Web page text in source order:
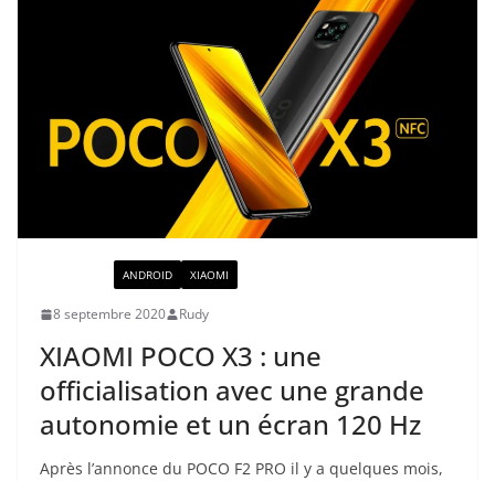
ANDROID XIAOMI
8 septembre 2020 Rudy
XIAOMI POCO X3 : une
officialisation avec une grande
autonomie et un écran 120 Hz
Après l’annonce du POCO F2 PRO il y a quelques mois,